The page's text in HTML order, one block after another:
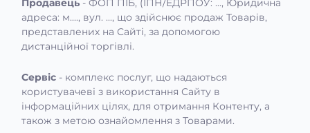
Продавець - ФОП ПІБ, (ІПН/ЕДРПОУ: ..., Юридична
адреса: м...., вул. ..., що здійснює продаж Товарів,
представлених на Сайті, за допомогою
дистанційної торгівлі.
Сервіс - комплекс послуг, що надаються
користувачеві з використання Сайту в
інформаційних цілях, для отримання Контенту, а
також з метою ознайомлення з Товарами.